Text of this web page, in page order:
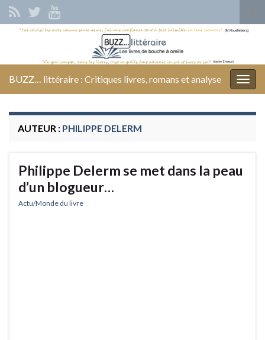
Search for:
BUZZ… littéraire : Critiques livres, romans et analyse
AUTEUR : PHILIPPE DELERM
Philippe Delerm se met dans la peau
d’un blogueur…
Actu/Monde du livre